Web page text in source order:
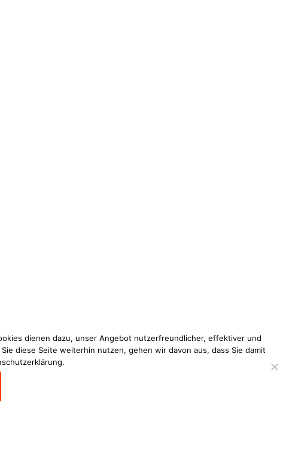
dienen dazu, unser Angebot nutzerfreundlicher, effektiver und
diese Seite weiterhin nutzen, gehen wir davon aus, dass Sie damit